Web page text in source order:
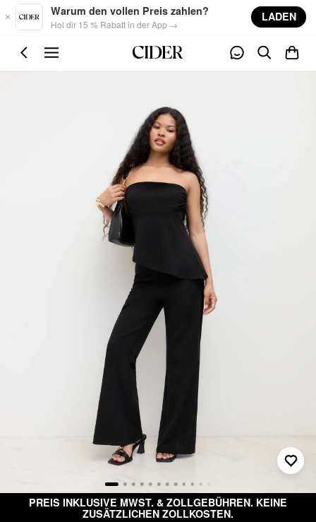
Skip to main content
Warum den vollen Preis zahlen?
Hol dir 15 % Rabatt in der App →
LADEN
PREIS INKLUSIVE MWST. & ZOLLGEBÜHREN. KEINE
ZUSÄTZLICHEN ZOLLKOSTEN.